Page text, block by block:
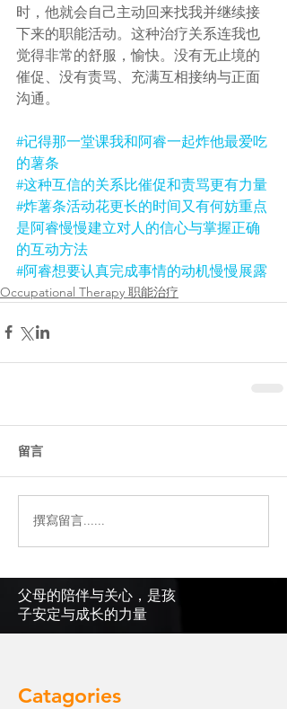
时，他就会自己主动回来找我并继续接
下来的职能活动。这种治疗关系连我也
觉得非常的舒服，愉快。没有无止境的
催促、没有责骂、充满互相接纳与正面
沟通。
#记得那一堂课我和阿睿一起炸他最爱吃
的薯条
#这种互信的关系比催促和责骂更有力量
#炸薯条活动花更长的时间又有何妨重点
是阿睿慢慢建立对人的信心与掌握正确
的互动方法
#阿睿想要认真完成事情的动机慢慢展露
Occupational Therapy 职能治疗
留言
撰寫留言......
父母的陪伴与关心，是孩
子安定与成长的力量
Catagories